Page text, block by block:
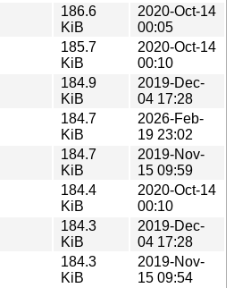
186.6
KiB
2020-Oct-14
00:05
185.7
KiB
2020-Oct-14
00:10
184.9
KiB
2019-Dec-
04 17:28
184.7
KiB
2026-Feb-
19 23:02
184.7
KiB
2019-Nov-
15 09:59
184.4
KiB
2020-Oct-14
00:10
184.3
KiB
2019-Dec-
04 17:28
184.3
KiB
2019-Nov-
15 09:54